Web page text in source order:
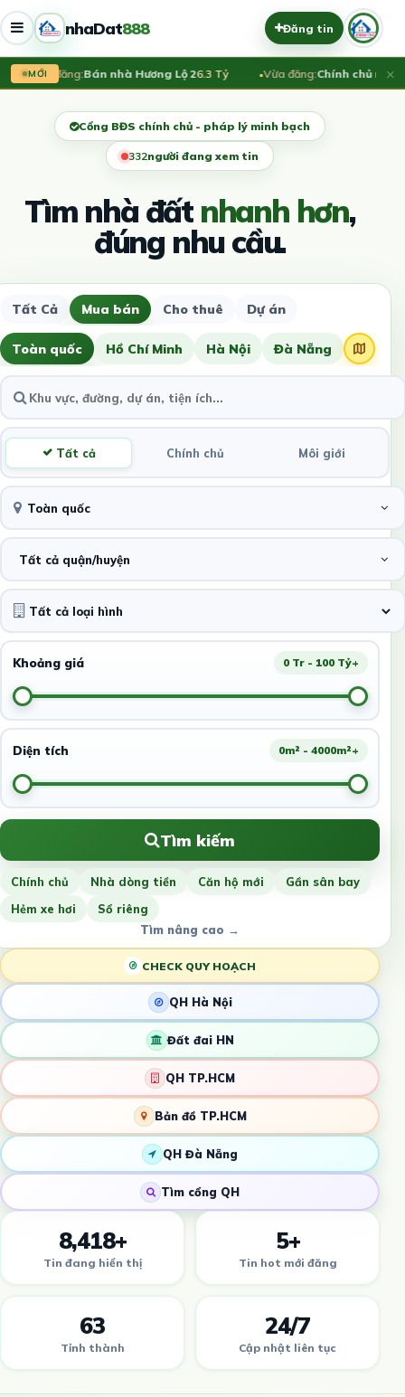
nhaDat888 Đăng tin
MỚI
Vừa đăng:Bán nhà Hương Lộ 26.3 Tỷ Vừa đăng:Chính chủ rao×
Cổng BĐS chính chủ - pháp lý minh bạch
329người đang xem tin
Tìm nhà đấtnhanh hơn,
đúng nhu cầu.
Tất Cả Mua bán Cho thuê Dự án
Toàn quốc Hồ Chí Minh Hà Nội Đà Nẵng
Tất cả Chính chủ Môi giới
Toàn quốc
Tất cả quận/huyện
Khoảng giá 0 Tr - 100 Tỷ+
Diện tích 0m² - 4000m²+
Tìm kiếm
Chính chủ Nhà dòng tiền Căn hộ mới
Gần sân bay
Hẻm xe hơi
Sổ riêng
Tìm nâng cao →
CHECK QUY HOẠCH
QH Hà Nội
Đất đai HN
QH TP.HCM
Bản đồ TP.HCM
QH Đà Nẵng
Tìm cổng QH
8,418+
Tin đang hiển thị
5+
Tin hot mới đăng
63
Tỉnh thành
24/7
Cập nhật liên tục